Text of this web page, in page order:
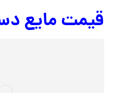
قیمت مایع